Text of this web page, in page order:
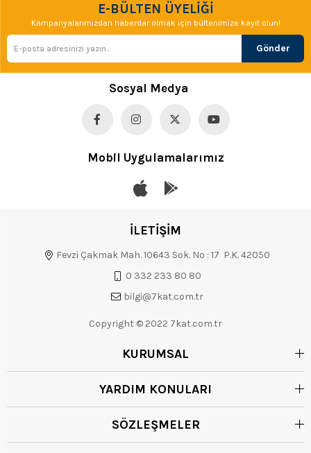
E-BÜLTEN ÜYELİĞİ
Kampanyalarımızdan haberdar olmak için bültenimize kayıt olun!
Gönder
Sosyal Medya
Mobil Uygulamalarımız
İLETİŞİM
Fevzi Çakmak Mah. 10643 Sok. No : 17 P.K. 42050
0 332 233 80 80
bilgi@7kat.com.tr
Copyright © 2022 7kat.com.tr
KURUMSAL
YARDIM KONULARI
SÖZLEŞMELER